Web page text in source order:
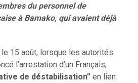
du personnel de
à Bamako, qui avaient déjà
le 15 août, lorsque les autorités
l’arrestation d’un Français,
de déstabilisation” en lien